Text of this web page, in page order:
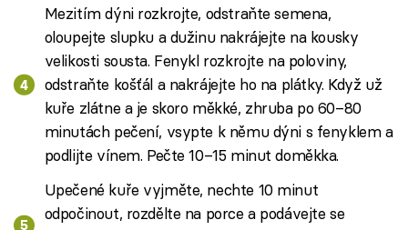
Mezitím dýni rozkrojte, odstraňte semena,
oloupejte slupku a dužinu nakrájejte na kousky
velikosti sousta. Fenykl rozkrojte na poloviny,
odstraňte košťál a nakrájejte ho na plátky. Když už
kuře zlátne a je skoro měkké, zhruba po 60–80
minutách pečení, vsypte k němu dýni s fenyklem a
podlijte vínem. Pečte 10–15 minut doměkka.
Upečené kuře vyjměte, nechte 10 minut
odpočinout, rozdělte na porce a podávejte se